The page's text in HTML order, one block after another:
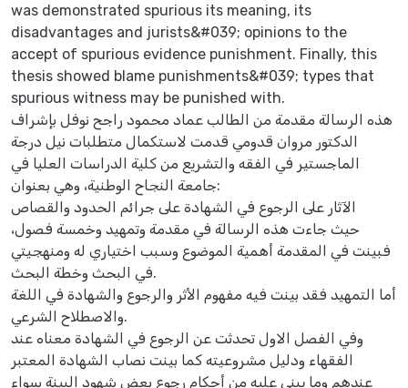
was demonstrated spurious its meaning, its
disadvantages and jurists&#039; opinions to the
accept of spurious evidence punishment. Finally, this
thesis showed blame punishments&#039; types that
spurious witness may be punished with.
هذه الرسالة مقدمة من الطالب عماد محمود راجح نوفل بإشراف
الدكتور مروان قدومي قدمت لاستكمال متطلبات نيل درجة
الماجستير في الفقه والتشريع من كلية الدراسات العليا في
جامعة النجاح الوطنية، وهي بعنوان:
الآثار على الرجوع في الشهادة على جرائم الحدود والقصاص
حيث جاءت هذه الرسالة في مقدمة وتمهيد وخمسة فصول،
فبينت في المقدمة أهمية الموضوع وسبب اختياري له ومنهجيتي
في البحث وخطة البحث.
أما التمهيد فقد بينت فيه مفهوم الأثر والرجوع والشهادة في اللغة
والاصطلاح الشرعي.
وفي الفصل الاول تحدثت عن الرجوع في الشهادة معناه عند
الفقهاء ودليل مشروعيته كما بينت نصاب الشهادة المعتبر
عندهم وما يبنى عليه من أحكام رجوع بعض شهود البينة سواء